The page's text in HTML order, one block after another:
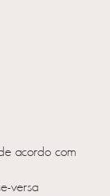
acordo com
versa